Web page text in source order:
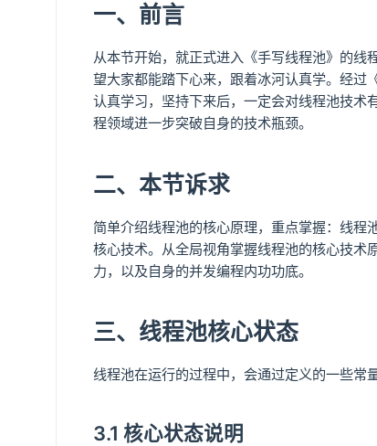
一、前言
从本节开始，就正式进入《手写线程池》的线
望大家都能踏下心来，跟着冰河认真学。经过
认真学习，坚持下来后，一定会对线程池技术
程领域进一步突破自身的技术瓶颈。
二、本节诉求
简单介绍线程池的核心原理，重点掌握：线程
核心技术。从全局视角掌握线程池的核心技术
力，以及自身的并发编程内功功底。
三、线程池核心状态
线程池在运行的过程中，会通过定义的一些常
3.1 核心状态说明